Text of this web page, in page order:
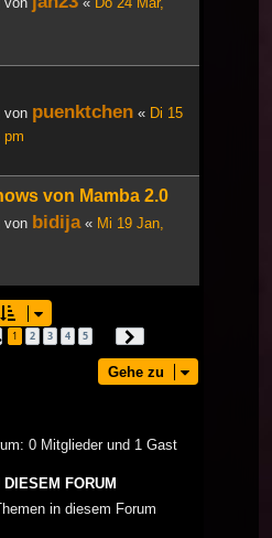
von puenktchen « Di 15
pm
von Mamba 2.0
von bidija« Mi 19 Jan,
Seite 1von
1 2 3 4 5
Gehe zu
0 Mitglieder und 1 Gast
FORUM
in diesem Forum